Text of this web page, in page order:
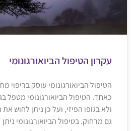
עקרון הטיפול הביואורגונומי
הטיפול הביואורגונומי עוסק בריפוי
כאחד. הטיפול הביואורגונומי מטפל
ולא בגופו הפיזי, ועל כן ניתן לחוש
גם מרחוק. בטיפול הביואורגונומי